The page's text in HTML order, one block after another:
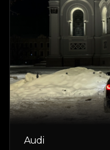
Audi